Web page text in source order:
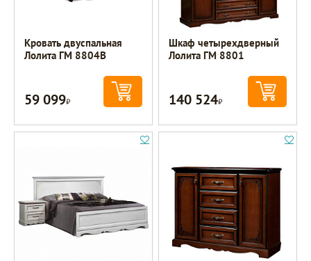
Кровать двуспальная
Лолита ГМ 8804В
59 099Р
Шкаф четырехдверный
Лолита ГМ 8801
140 524Р